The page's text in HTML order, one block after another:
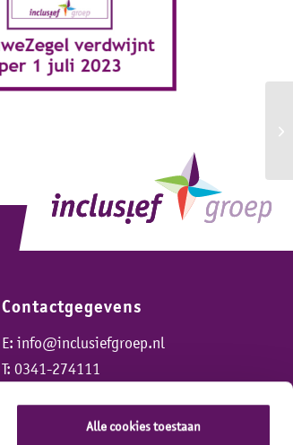
Alle cookies toestaan
Contactgegevens
E:info@inclusiefgroep.nl
T:0341-274111